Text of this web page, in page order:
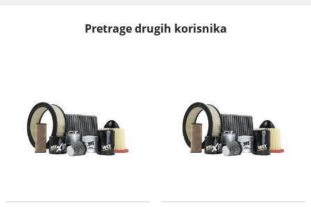
Pretrage drugih korisnika